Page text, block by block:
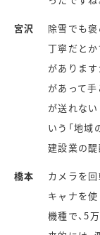
宮沢
除雪でも
丁寧だと
がありま
があって
が送れない
いう「地域
建設業の醍
橋本
カメラを
キャナを
機種で、5